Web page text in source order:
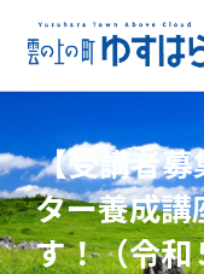
【受講者募
ター養成講
す！（令和